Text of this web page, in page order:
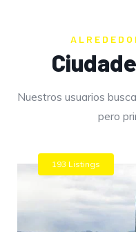
Nuestros usuarios
pero
193 Listings